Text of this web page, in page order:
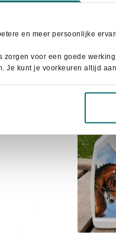
en meer persoonlijke
zorgen voor een goede
Je kunt je voorkeuren altijd
- 12%